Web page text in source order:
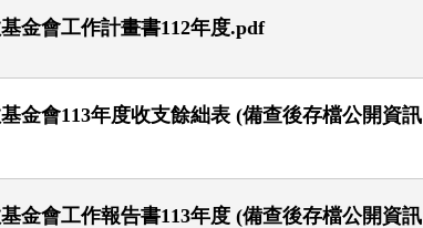
金會工作計畫書112年度.pdf
金會113年度收支餘絀表 (備查後存檔公開資訊
金會工作報告書113年度 (備查後存檔公開資訊